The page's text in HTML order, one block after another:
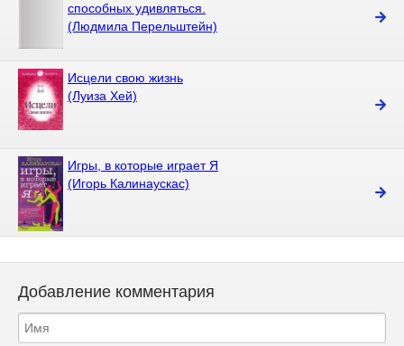
способных удивляться.
(Людмила Перельштейн)
Исцели свою жизнь
(Луиза Хей)
Игры, в которые играет Я
(Игорь Калинаускас)
Добавление комментария